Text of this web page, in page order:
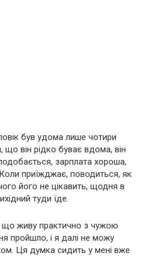
був удома лише чотири
що він рідко буває вдома, він
зарплата хороша,
приїжджає, поводиться, як
його не цікавить, щодня в
туди їде.
що живу практично з чужою
пройшло, і я далі не можу
Ця думка сидить у мені вже